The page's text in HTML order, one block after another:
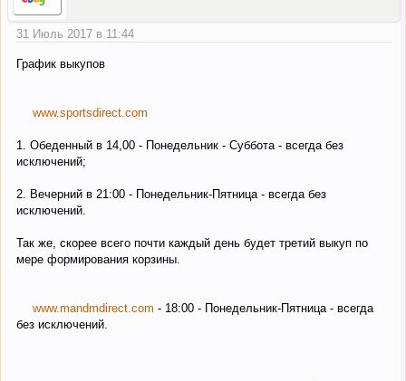
31 Июль 2017 в 11:44
График выкупов
www.sportsdirect.com
1. Обеденный в 14,00 - Понедельник - Суббота - всегда без
исключений;
2. Вечерний в 21:00 - Понедельник-Пятница - всегда без
исключений.
Так же, скорее всего почти каждый день будет третий выкуп по
мере формирования корзины.
www.mandmdirect.com - 18:00 - Понедельник-Пятница - всегда
без исключений.